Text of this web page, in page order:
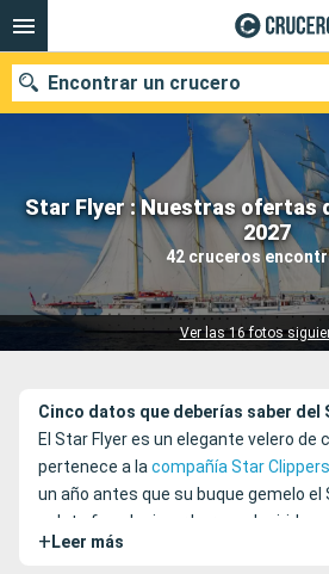
Star Flyer : Nuestras ofertas
2027
42 cruceros
Ver las 16 fotos
Encontrar un crucero
Nuestros destinos
Fecha de salida
Puertos
Cinco datos que deberías saber del
El Star Flyer es un elegante velero
pertenece a lacompañía Star Clippers
un año antes que su buque gemelo el
goleta fue el primer barco adquirido
+ Leer más